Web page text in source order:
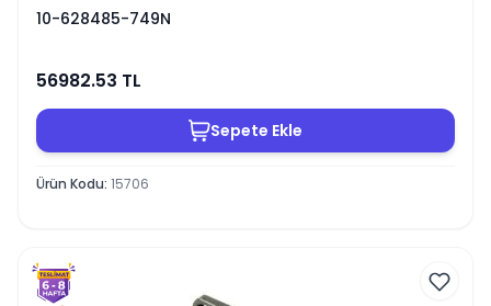
10-628485-749N
56982.53 TL
Sepete Ekle
Ürün Kodu: 15706